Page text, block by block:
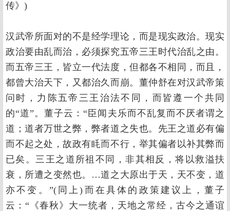
传》)
汉武帝所面对的不是经学理论，而是现实政治。现实
政治要由乱而治，必须探究五帝三王时代治乱之由。
而五帝三王，皆立一代法度，但都各不相同，而且，
都曾大治天下，又都治久而崩。董仲舒在对汉武帝策
问时，力陈五帝三王治法不同，而皆遵一个共同
的“道”。董子云：“臣闻夫乐而不乱复而不厌者谓之
道；道者万世之弊，弊者道之失也。先王之道必有偏
而不起之处，故政有眊而不行，举其偏者以补其弊而
已矣。三王之道所祖不同，非其相反，将以救溢扶
衰，所遭之变然也。…道之大原出于天，天不变，道
亦不变。”(同上)而在具体的政策建议上，董子
云：“《春秋》大一统者，天地之常经，古今之通谊